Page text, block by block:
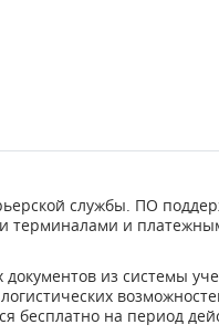
службы. ПО
терминалами и
из системы
бесплатно на период